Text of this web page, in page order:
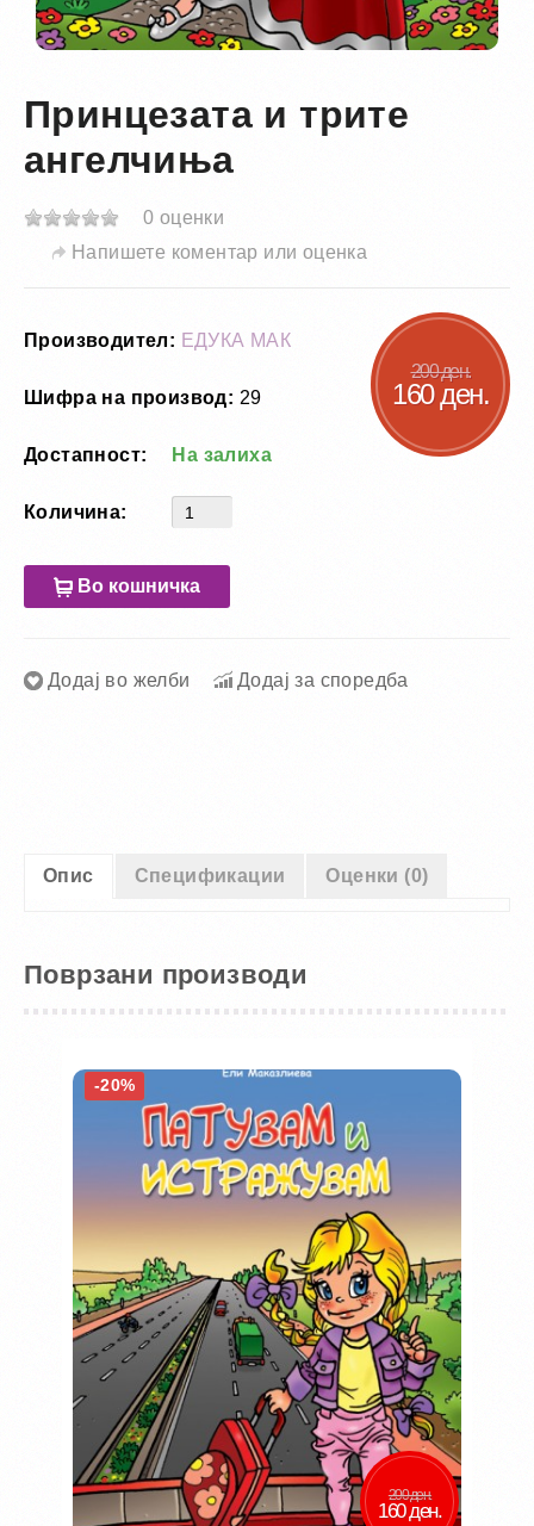
Принцезата и трите
ангелчиња
0 оценки
Напишете коментар или оценка
200 ден.
160 ден.
Производител: ЕДУКА МАК
Шифра на производ: 29
Достапност: На залиха
Количина:
Во кошничка
Додај во желби Додај за споредба
Опис Спецификации Оценки (0)
Поврзани производи
-20%
200 ден.
160 ден.